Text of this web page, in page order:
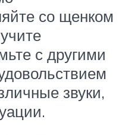
со щенком
с другими
звуки,